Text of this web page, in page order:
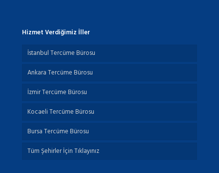
Hizmet Verdiğimiz İller
İstanbul Tercüme Bürosu
Ankara Tercüme Bürosu
İzmir Tercüme Bürosu
Kocaeli Tercüme Bürosu
Bursa Tercüme Bürosu
Tüm Şehirler İçin Tıklayınız